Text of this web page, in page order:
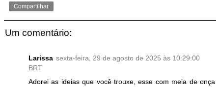
Compartilhar
Um comentário:
Larissa sexta-feira, 29 de agosto de 2025 às 10:29:00
BRT
Adorei as ideias que você trouxe, esse com meia de onça